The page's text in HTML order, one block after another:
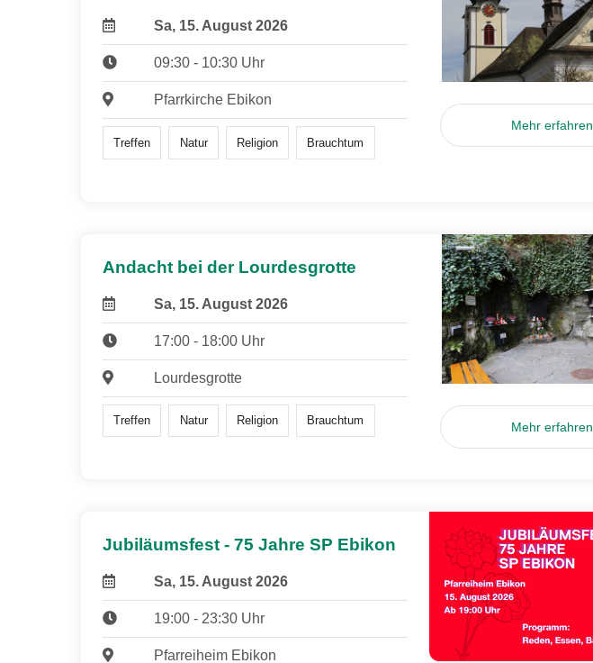
Sa, 15. August 2026
09:30 - 10:30 Uhr
Pfarrkirche Ebikon
Treffen Natur Religion Brauchtum
Mehr erfahren
Andacht bei der Lourdesgrotte
Sa, 15. August 2026
17:00 - 18:00 Uhr
Lourdesgrotte
Treffen Natur Religion Brauchtum Mehr erfahren
Jubiläumsfest - 75 Jahre SP Ebikon
Sa, 15. August 2026
19:00 - 23:30 Uhr
Pfarreiheim Ebikon